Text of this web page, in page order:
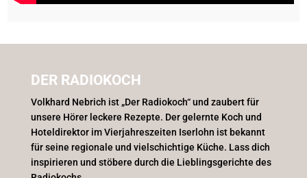
DER RADIOKOCH
Volkhard Nebrich ist „Der Radiokoch“ und zaubert für
unsere Hörer leckere Rezepte. Der gelernte Koch und
Hoteldirektor im Vierjahreszeiten Iserlohn ist bekannt
für seine regionale und vielschichtige Küche. Lass dich
inspirieren und stöbere durch die Lieblingsgerichte des